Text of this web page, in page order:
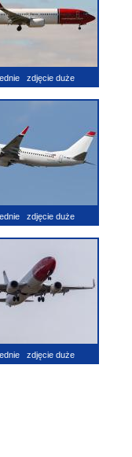
zdjęcie duże
zdjęcie duże
zdjęcie duże